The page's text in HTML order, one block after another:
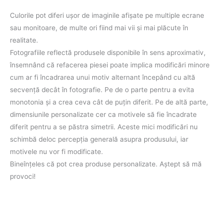
Culorile pot diferi uşor de imaginile afişate pe multiple ecrane
sau monitoare, de multe ori fiind mai vii şi mai plăcute în
realitate.
Fotografiile reflectă produsele disponibile în sens aproximativ,
însemnând că refacerea piesei poate implica modificări minore
cum ar fi încadrarea unui motiv alternant începând cu altă
secvenţă decât în fotografie. Pe de o parte pentru a evita
monotonia şi a crea ceva cât de puţin diferit. Pe de altă parte,
dimensiunile personalizate cer ca motivele să fie încadrate
diferit pentru a se păstra simetrii. Aceste mici modificări nu
schimbă deloc percepţia generală asupra produsului, iar
motivele nu vor fi modificate.
Bineînţeles că pot crea produse personalizate. Aştept să mă
provoci!